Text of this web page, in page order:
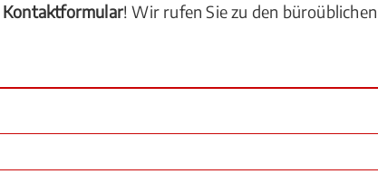
Kontaktformular! Wir rufen Sie zu den